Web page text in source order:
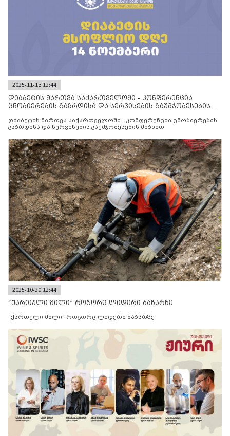
2025-11-13 12:44
დიაბეტის მართვა საქართველოში - კონფერენცია
ცნობიერების გაზრდისა და სერვისების გაუმჯობესების
დიაბეტის მართვა საქართველოში - კონფერენცია ცნობიერების
გაზრდისა და სერვისების გაუმჯობესების მიზნით
2025-10-20 12:44
“ქართული მილი” როგორც ლიდერი ბაზარზე
“ქართული მილი” როგორც ლიდერი ბაზარზე